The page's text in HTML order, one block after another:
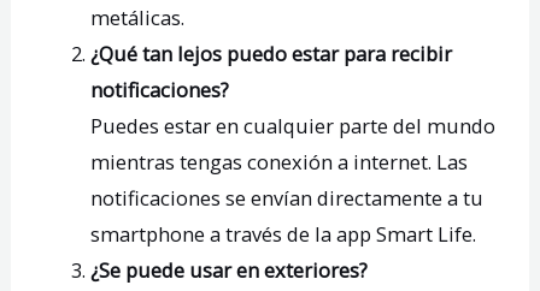
metálicas.
¿Qué tan lejos puedo estar para recibir
notificaciones?
Puedes estar en cualquier parte del mundo
mientras tengas conexión a internet. Las
notificaciones se envían directamente a tu
smartphone a través de la app Smart Life.
¿Se puede usar en exteriores?